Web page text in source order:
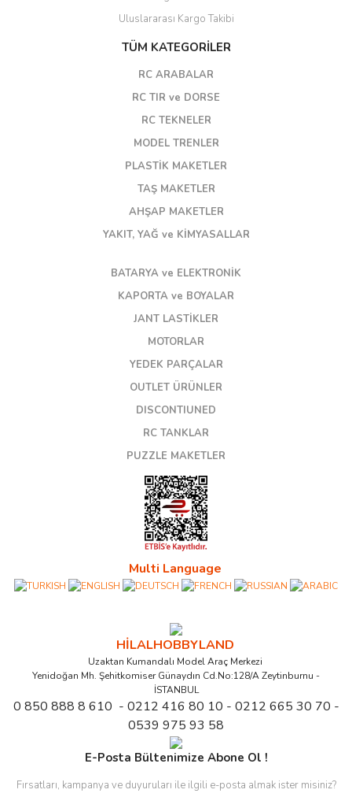
Uluslararası Kargo Takibi
TÜM KATEGORİLER
RC ARABALAR
RC TIR ve DORSE
RC TEKNELER
MODEL TRENLER
PLASTİK MAKETLER
TAŞ MAKETLER
AHŞAP MAKETLER
YAKIT, YAĞ ve KİMYASALLAR
BATARYA ve ELEKTRONİK
KAPORTA ve BOYALAR
JANT LASTİKLER
MOTORLAR
YEDEK PARÇALAR
OUTLET ÜRÜNLER
DISCONTIUNED
RC TANKLAR
PUZZLE MAKETLER
Multi Language
HİLALHOBBYLAND
Uzaktan Kumandalı Model Araç Merkezi
Yenidoğan Mh. Şehitkomiser Günaydın Cd.No:128/A Zeytinburnu -
İSTANBUL
0 850 888 8 610 - 0212 416 80 10 - 0212 665 30 70 -
0539 975 93 58
E-Posta Bültenimize Abone Ol !
Fırsatları, kampanya ve duyuruları ile ilgili e-posta almak ister misiniz?